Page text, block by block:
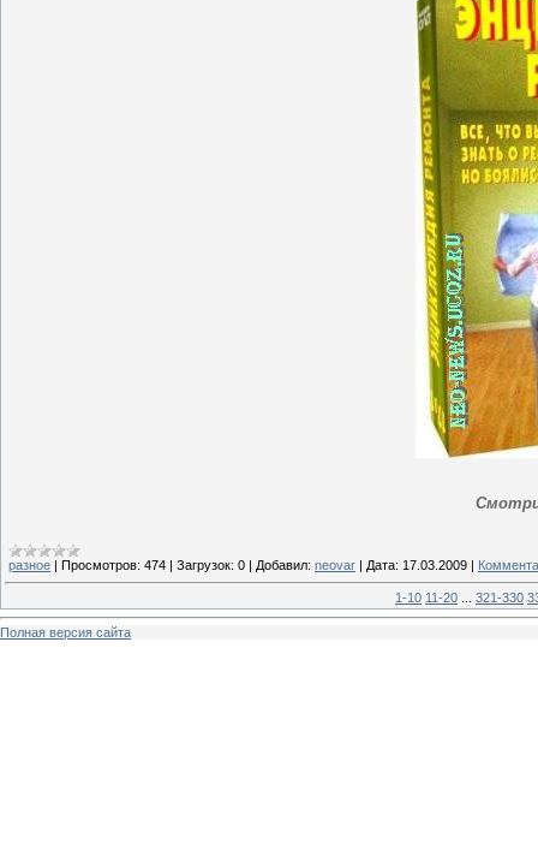
разное | Просмотров: 474 | Загрузок: 0 | Добавил: neovar | Дата: 17.03.2009 |
1-10 11-20 321-330
Полная версия сайта